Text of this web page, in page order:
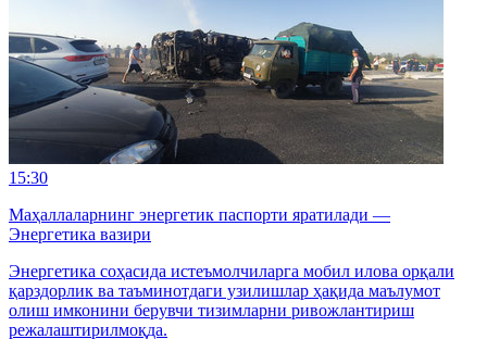
15:30
Маҳаллаларнинг энергетик паспорти яратилади —
Энергетика вазири
Энергетика соҳасида истеъмолчиларга мобил илова орқали
қарздорлик ва таъминотдаги узилишлар ҳақида маълумот
олиш имконини берувчи тизимларни ривожлантириш
режалаштирилмоқда.